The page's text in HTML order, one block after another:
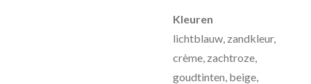
Kleuren
lichtblauw, zandkleur,
crème, zachtroze,
goudtinten, beige,